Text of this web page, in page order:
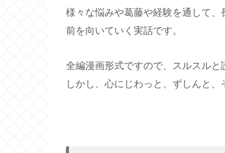
様々な悩みや葛藤や経験を通して
前を向いていく実話です。
全編漫画形式ですので、スルスルと
しかし、心にじわっと、ずしんと